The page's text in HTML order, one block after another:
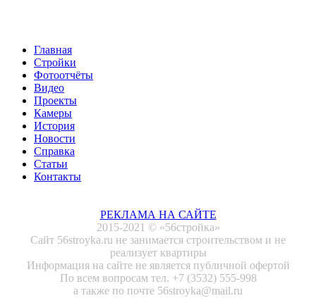
Главная
Стройки
Фотоотчёты
Видео
Проекты
Камеры
История
Новости
Справка
Статьи
Контакты
РЕКЛАМА НА САЙТЕ
2015-2021 © «56стройка»
Сайт 56stroyka.ru не занимается строительством и не
реализует квартиры
Информация на сайте не является публичной офертой
По всем вопросам тел. +7 (3532) 555-998
а также по почте 56stroyka@mail.ru